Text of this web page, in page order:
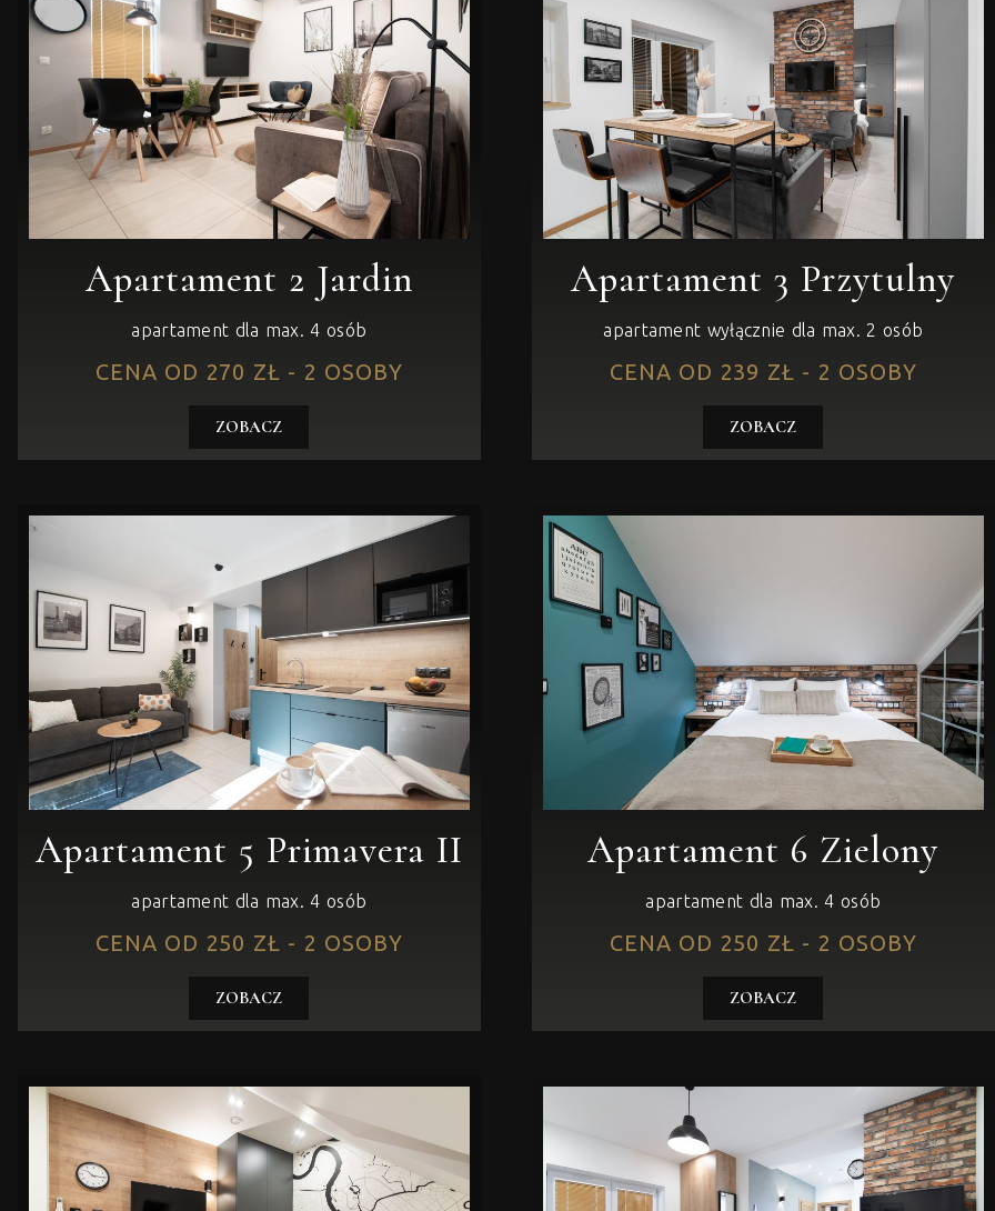
Apartament 2 Jardin
apartament dla max. 4 osób
CENA OD 270 ZŁ - 2 OSOBY
ZOBACZ
Apartament 3 Przytulny
apartament wyłącznie dla max. 2 osób
CENA OD 239 ZŁ - 2 OSOBY
ZOBACZ
Apartament 5 Primavera II
apartament dla max. 4 osób
CENA OD 250 ZŁ - 2 OSOBY
ZOBACZ
Apartament 6 Zielony
apartament dla max. 4 osób
CENA OD 250 ZŁ - 2 OSOBY
ZOBACZ